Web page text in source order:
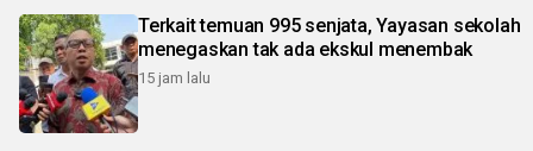
Terkait temuan 995 senjata, Yayasan sekolah
menegaskan tak ada ekskul menembak
15 jam lalu